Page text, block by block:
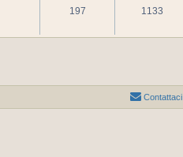
197 1133
Contattaci